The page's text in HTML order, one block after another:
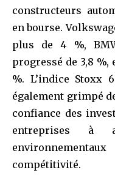
constructeurs
en bourse.
plus de 4 %,
progressé de 3,8 %,
%. L’indice Stoxx
également grimpé
confiance des
entreprises à
compétitivité.